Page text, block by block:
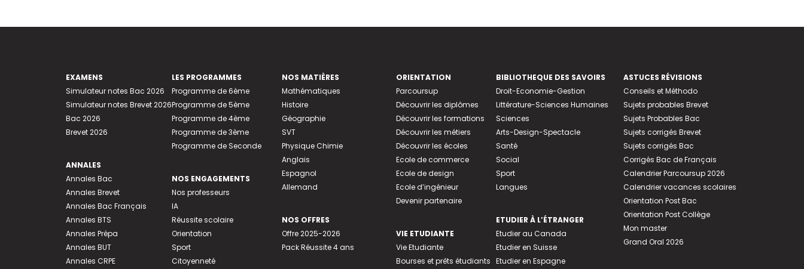
EXAMENS
Simulateur notes Bac 2026
Simulateur notes Brevet 2026
Bac 2026
Brevet 2026
ANNALES
Annales Bac
Annales Brevet
Annales Bac Français
Annales BTS
Annales Prépa
Annales BUT
Annales CRPE
LES PROGRAMMES
Programme de 6ème
Programme de 5ème
Programme de 4ème
Programme de 3ème
Programme de Seconde
NOS ENGAGEMENTS
Nos professeurs
IA
Réussite scolaire
Orientation
Sport
Citoyenneté
NOS MATIÈRES
Mathématiques
Histoire
Géographie
SVT
Physique Chimie
Anglais
Espagnol
Allemand
NOS OFFRES
Offre 2025-2026
Pack Réussite 4 ans
ORIENTATION
Parcoursup
Découvrir les diplômes
Découvrir les formations
Découvrir les métiers
Découvrir les écoles
Ecole de commerce
Ecole de design
Ecole d’ingénieur
Devenir partenaire
VIE ETUDIANTE
Vie Etudiante
Bourses et prêts étudiants
BIBLIOTHEQUE DES SAVOIRS
Droit-Economie-Gestion
Littérature-Sciences Humaines
Sciences
Arts-Design-Spectacle
Santé
Social
Sport
Langues
ETUDIER À L’ÉTRANGER
Etudier au Canada
Etudier en Suisse
Etudier en Espagne
ASTUCES RÉVISIONS
Conseils et Méthodo
Sujets probables Brevet
Sujets Probables Bac
Sujets corrigés Brevet
Sujets corrigés Bac
Corrigés Bac de Français
Calendrier Parcoursup 2026
Calendrier vacances scolaires
Orientation Post Bac
Orientation Post Collège
Mon master
Grand Oral 2026